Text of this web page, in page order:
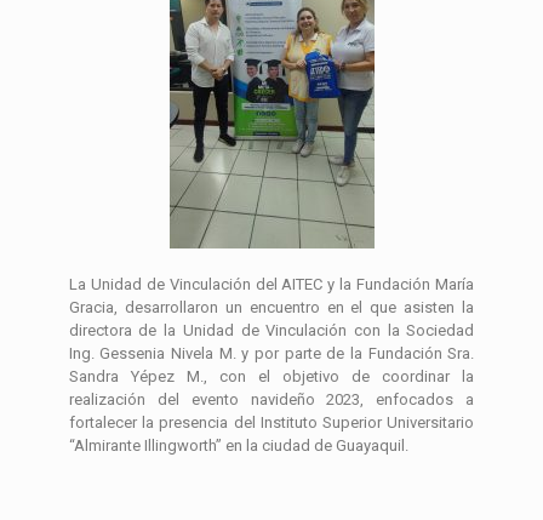
La Unidad de Vinculación del AITEC y la Fundación María
Gracia, desarrollaron un encuentro en el que asisten la
directora de la Unidad de Vinculación con la Sociedad
Ing. Gessenia Nivela M. y por parte de la Fundación Sra.
Sandra Yépez M., con el objetivo de coordinar la
realización del evento navideño 2023, enfocados a
fortalecer la presencia del Instituto Superior Universitario
“Almirante Illingworth” en la ciudad de Guayaquil.